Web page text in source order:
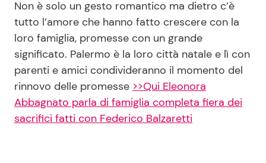
Non è solo un gesto romantico ma dietro c’è
tutto l’amore che hanno fatto crescere con la
loro famiglia, promesse con un grande
significato. Palermo è la loro città natale e lì con
parenti e amici condivideranno il momento del
rinnovo delle promesse >>Qui Eleonora
Abbagnato parla di famiglia completa fiera dei
sacrifici fatti con Federico Balzaretti